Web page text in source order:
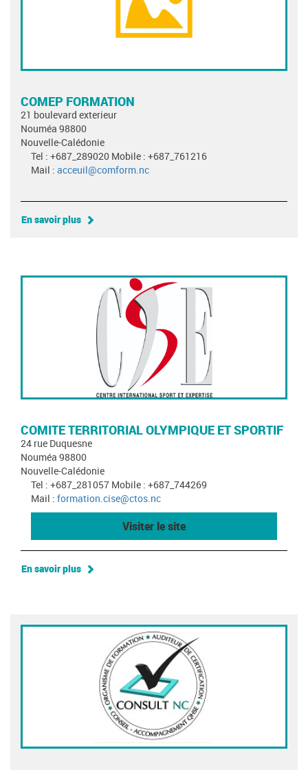
COMEP FORMATION
21 boulevard exterieur
Nouméa 98800
Nouvelle-Calédonie
Tel : +687_289020 Mobile : +687_761216
Mail : acceuil@comform.nc
En savoir plus
COMITE TERRITORIAL OLYMPIQUE ET SPORTIF
24 rue Duquesne
Nouméa 98800
Nouvelle-Calédonie
Tel : +687_281057 Mobile : +687_744269
Mail : formation.cise@ctos.nc
Visiter le site
En savoir plus